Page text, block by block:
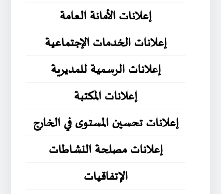
إعلانات الأمانة العامة
إعلانات الخدمات الإجتماعية
إعلانات الرسمية للمديرية
إعلانات المكتبة
إعلانات تحسين المستوى في الخارج
إعلانات مصلحة النشاطات
الإتفاقيات